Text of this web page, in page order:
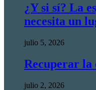
¿Y si sí? La
necesita un
julio 5, 2026
Recuperar la
julio 2, 2026